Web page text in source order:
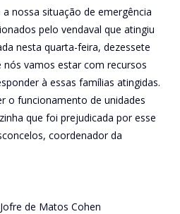
nossa situação de emergência
pelo vendaval que atingiu
nesta quarta-feira, dezessete
vamos estar com recursos
à essas famílias atingidas.
o funcionamento de unidades
que foi prejudicada por esse
coordenador da
de Matos Cohen